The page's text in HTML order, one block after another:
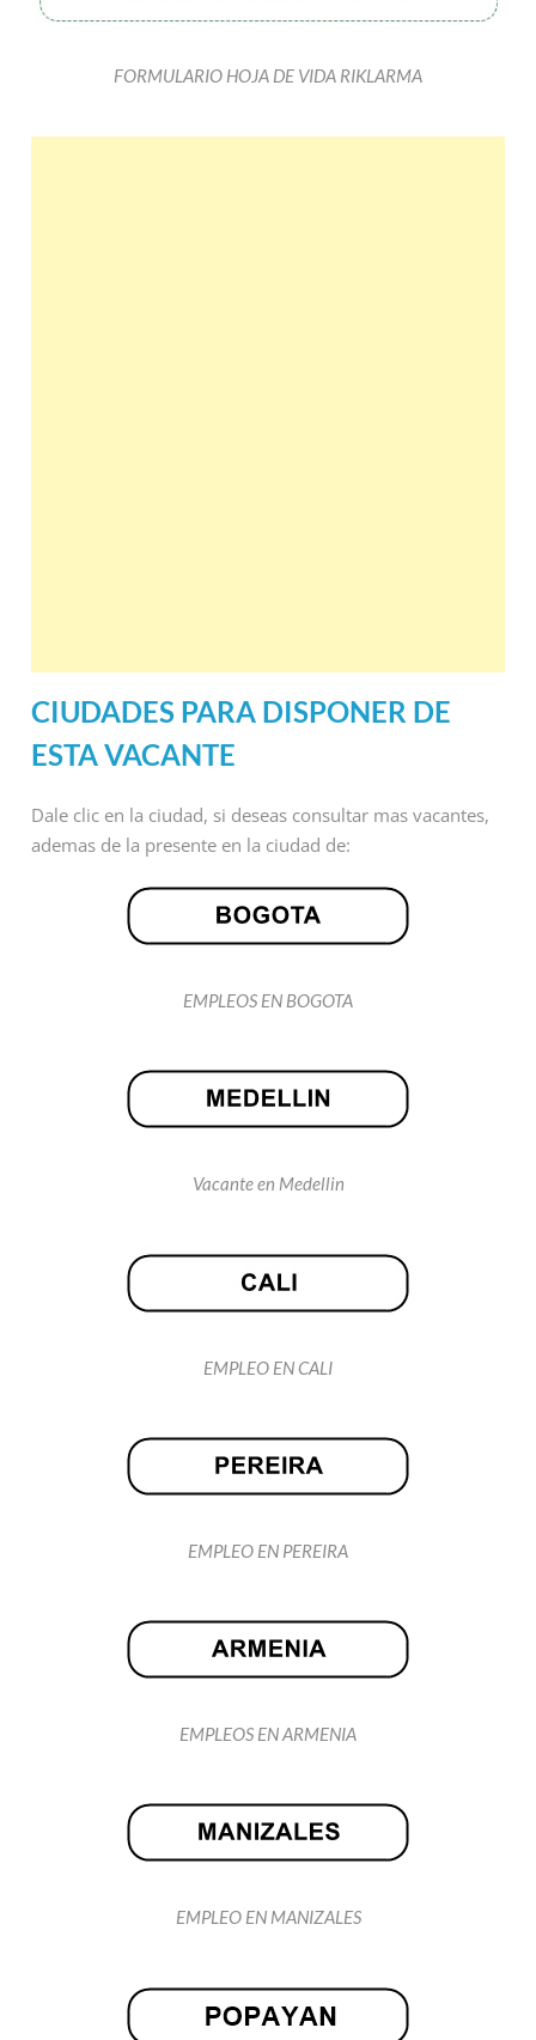
FORMULARIO HOJA DE VIDA RIKLARMA
CIUDADES PARA DISPONER DE
ESTA VACANTE
Dale clic en la ciudad, si deseas consultar mas vacantes,
ademas de la presente en la ciudad de:
EMPLEOS EN BOGOTA
Vacante en Medellin
EMPLEO EN CALI
EMPLEO EN PEREIRA
EMPLEOS EN ARMENIA
EMPLEO EN MANIZALES